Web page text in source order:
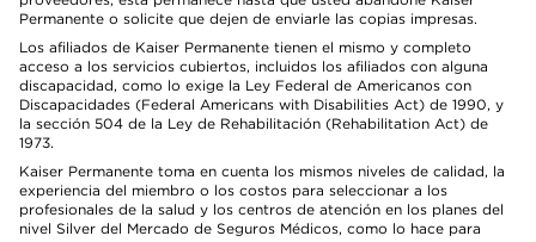
Permanente o solicite que dejen de enviarle las copias impresas.
Los afiliados de Kaiser Permanente tienen el mismo y completo
acceso a los servicios cubiertos, incluidos los afiliados con alguna
discapacidad, como lo exige la Ley Federal de Americanos con
Discapacidades (Federal Americans with Disabilities Act) de 1990, y
la sección 504 de la Ley de Rehabilitación (Rehabilitation Act) de
1973.
Kaiser Permanente toma en cuenta los mismos niveles de calidad, la
experiencia del miembro o los costos para seleccionar a los
profesionales de la salud y los centros de atención en los planes del
nivel Silver del Mercado de Seguros Médicos, como lo hace para